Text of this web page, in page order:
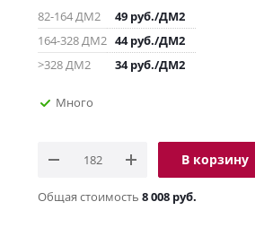
82-164 ДМ2 49 руб./ДМ2
164-328 ДМ2 44руб./ДМ2
>328 ДМ2
34руб./ДМ2
Много
В корзину
Общая стоимость 8 008 руб.